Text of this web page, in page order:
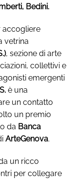
Bedini.
accogliere
vetrina
, sezione di arte
collettivi e
emergenti
è una
un contatto
un premio
da Banca
ArteGenova.
un ricco
per collegare